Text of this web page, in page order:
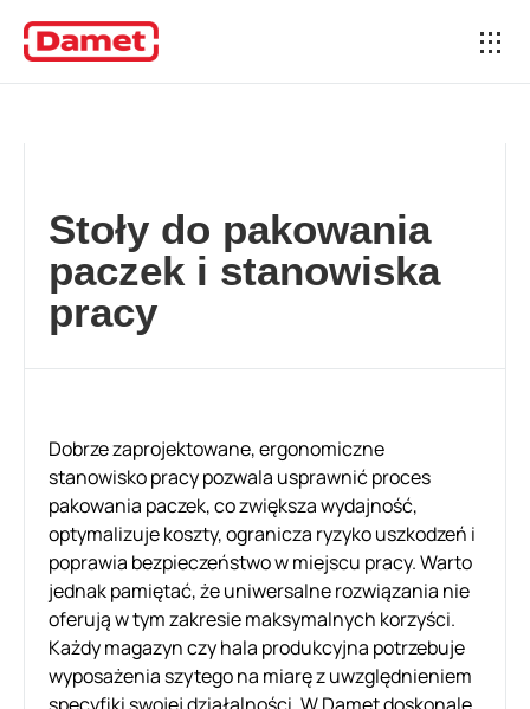
Stoły do pakowania
paczek i stanowiska
pracy
Dobrze zaprojektowane, ergonomiczne
stanowisko pracy pozwala usprawnić proces
pakowania paczek, co zwiększa wydajność,
optymalizuje koszty, ogranicza ryzyko uszkodzeń i
poprawia bezpieczeństwo w miejscu pracy. Warto
jednak pamiętać, że uniwersalne rozwiązania nie
oferują w tym zakresie maksymalnych korzyści.
Każdy magazyn czy hala produkcyjna potrzebuje
wyposażenia szytego na miarę z uwzględnieniem